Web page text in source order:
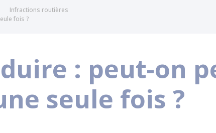
Infractions routières
fois ?
: peut-on
seule fois ?